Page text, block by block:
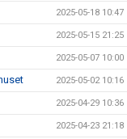
2025-05-18 10:47
2025-05-15 21:25
2025-05-07 10:00
2025-05-02 10:16
2025-04-29 10:36
2025-04-23 21:18